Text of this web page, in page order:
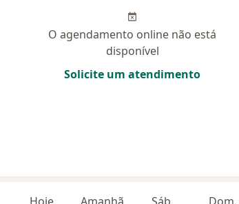
O agendamento online não está
disponível
Solicite um atendimento